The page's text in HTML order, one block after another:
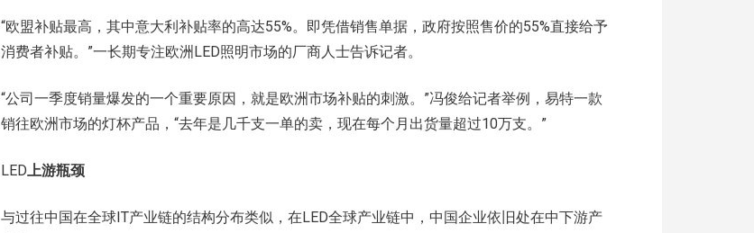
“欧盟补贴最高，其中意大利补贴率的高达55%。即凭借销售单据，政府按照售价的55%直接给予
消费者补贴。”一长期专注欧洲LED照明市场的厂商人士告诉记者。
“公司一季度销量爆发的一个重要原因，就是欧洲市场补贴的刺激。”冯俊给记者举例，易特一款
销往欧洲市场的灯杯产品，“去年是几千支一单的卖，现在每个月出货量超过10万支。”
LED上游瓶颈
与过往中国在全球IT产业链的结构分布类似，在LED全球产业链中，中国企业依旧处在中下游产